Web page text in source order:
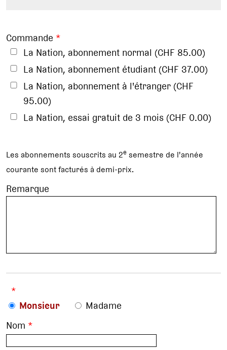
Commande *
La Nation, abonnement normal (CHF 85.00)
La Nation, abonnement étudiant (CHF 37.00)
La Nation, abonnement à l'étranger (CHF
95.00)
La Nation, essai gratuit de 3 mois (CHF 0.00)
Les abonnements souscrits au 2e semestre de l'année
courante sont facturés à demi-prix.
Remarque
*
Monsieur
Madame
Nom *